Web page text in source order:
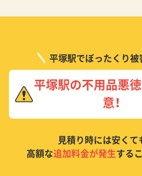
平塚駅でぼったくり
平塚駅の不用品悪
意！
見積り時には安くて
高額な追加料金が発生する